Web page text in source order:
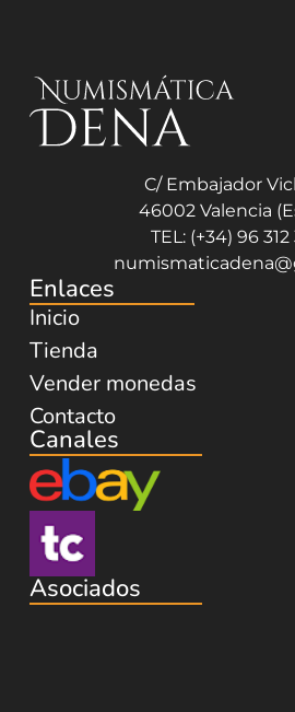
C/ Embajador
46002 Valencia
TEL: (+34) 96 312
Enlaces
Inicio
Tienda
Vender monedas
Contacto
Canales
Asociados